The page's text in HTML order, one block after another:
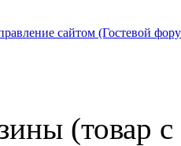
сайтом (Гостевой
(товар